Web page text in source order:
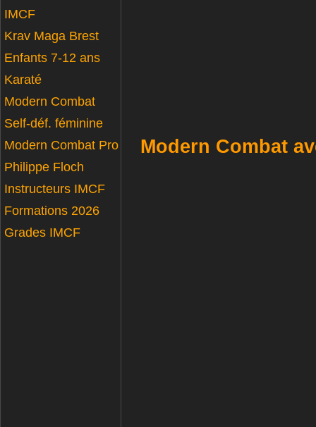
IMCF
Krav Maga Brest
Enfants 7-12 ans
Karaté
Modern Combat
Self-déf. féminine
Modern Combat Pro
Philippe Floch
Instructeurs IMCF
Formations 2026
Grades IMCF
Modern Combat